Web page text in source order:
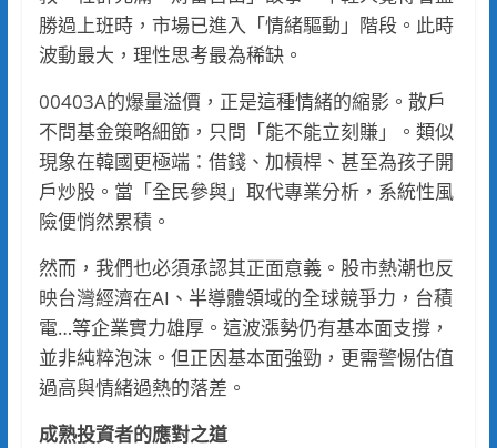
勝過上班時，市場已進入「情緒驅動」階段。此時
波動最大，理性思考最為稀缺。
00403A的爆量溢價，正是這種情緒的縮影。散戶
不問基金策略細節，只問「能不能立刻賺」。類似
現象在韓國更極端：借錢、加槓桿、甚至為孩子開
戶炒股。當「全民參與」取代專業分析，系統性風
險便悄然累積。
然而，我們也必須承認其正面意義。股市熱潮也反
映台灣經濟在AI、半導體領域的全球競爭力，台積
電…等企業實力雄厚。這波漲勢仍有基本面支撐，
並非純粹泡沫。但正因基本面強勁，更需警惕估值
過高與情緒過熱的落差。
成熟投資者的應對之道